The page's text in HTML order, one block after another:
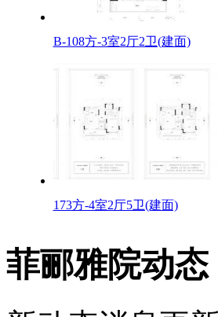
B-108方-3室2厅2卫(建面)
173方-4室2厅5卫(建面)
菲郦雅院动态